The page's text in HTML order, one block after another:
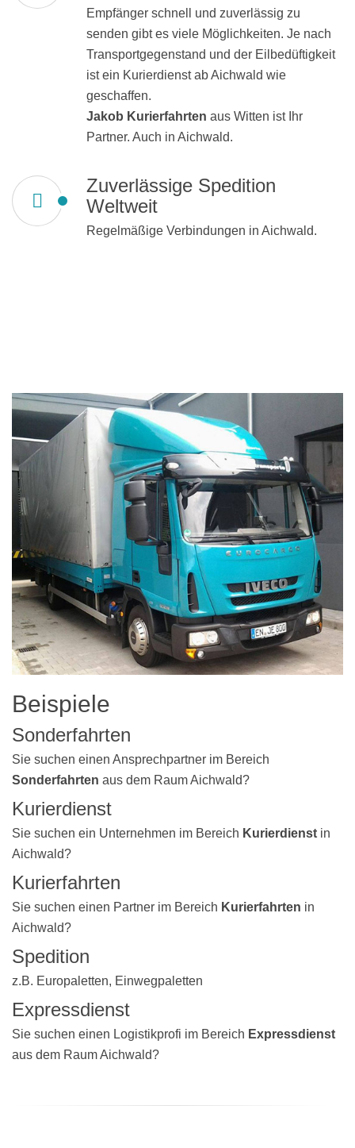
Empfänger schnell und zuverlässig zu
senden gibt es viele Möglichkeiten. Je nach
Transportgegenstand und der Eilbedüftigkeit
ist ein Kurierdienst ab Aichwald wie
geschaffen.
Jakob Kurierfahrten aus Witten ist Ihr
Partner. Auch in Aichwald.
Zuverlässige Spedition
Weltweit
Regelmäßige Verbindungen in Aichwald.
Beispiele
Sonderfahrten
Sie suchen einen Ansprechpartner im Bereich
Sonderfahrten aus dem Raum Aichwald?
Kurierdienst
Sie suchen ein Unternehmen im Bereich Kurierdienst in
Aichwald?
Kurierfahrten
Sie suchen einen Partner im Bereich Kurierfahrten in
Aichwald?
Spedition
z.B. Europaletten, Einwegpaletten
Expressdienst
Sie suchen einen Logistikprofi im Bereich Expressdienst
aus dem Raum Aichwald?